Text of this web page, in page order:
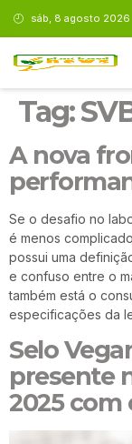
sáb, 8 agosto 2026
Tag:
A nova
Se o desafio no
é menos
possui uma
e confuso entre o
também está o
especificações da
Selo
presente
2025 com